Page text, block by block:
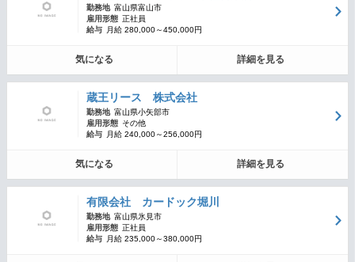
勤務地 富山県富山市
雇用形態 正社員
給与
月給 280,000～450,000円
気になる 詳細を見る
蔵王リース 株式会社
勤務地 富山県小矢部市
雇用形態 その他
給与
月給 240,000～256,000円
気になる 詳細を見る
有限会社 カードック堀川
勤務地 富山県氷見市
雇用形態 正社員
給与
月給 235,000～380,000円